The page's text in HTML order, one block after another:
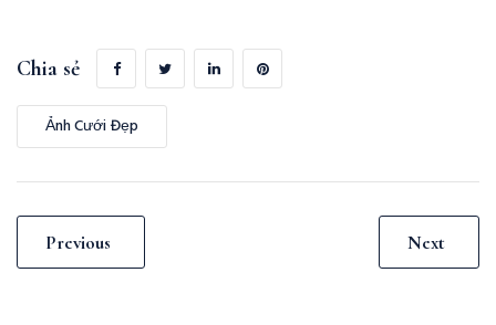
Chia sẻ
Ảnh Cưới Đẹp
Previous Next